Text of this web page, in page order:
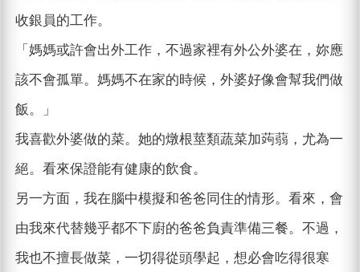
收銀員的工作。
「媽媽或許會出外工作，不過家裡有外公外婆在，妳應
該不會孤單。媽媽不在家的時候，外婆好像會幫我們做
飯。」
我喜歡外婆做的菜。她的燉根莖類蔬菜加蒟蒻，尤為一
絕。看來保證能有健康的飲食。
另一方面，我在腦中模擬和爸爸同住的情形。看來，會
由我來代替幾乎都不下廚的爸爸負責準備三餐。不過，
我也不擅長做菜，一切得從頭學起，想必會吃得很寒